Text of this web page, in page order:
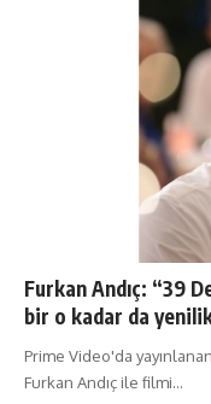
Furkan Andıç: “39
bir o kadar da
Prime Video'da
Furkan Andıç ile filmi…